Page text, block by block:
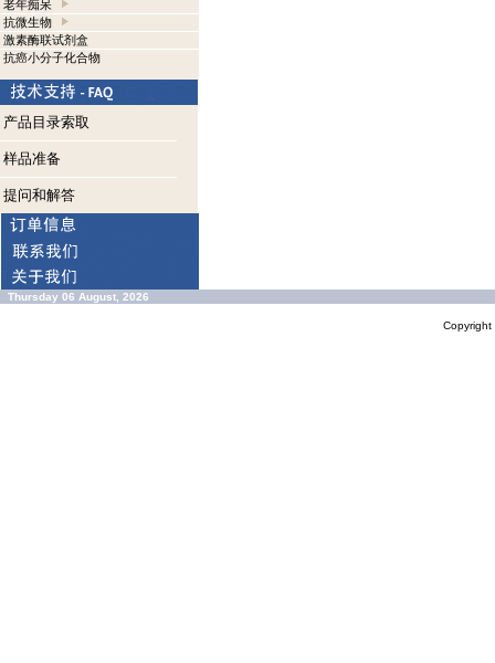
老年痴呆
抗微生物
激素酶联试剂盒
抗癌小分子化合物
产品目录索取
样品准备
提问和解答
Thursday 06 August, 2026